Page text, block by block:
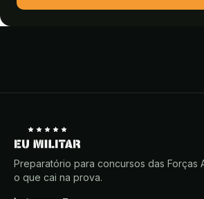
Preparatório para concursos das Forças
o que cai na prova.